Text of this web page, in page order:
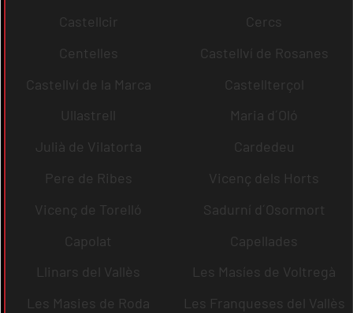
Castellcir
Cercs
Centelles
Castellví de Rosanes
Castellví de la Marca
Castellterçol
Ullastrell
Maria d´Oló
Julià de Vilatorta
Cardedeu
Pere de Ribes
Vicenç dels Horts
Vicenç de Torelló
Sadurní d´Osormort
Capolat
Capellades
Llinars del Vallès
Les Masíes de Voltregà
Les Masies de Roda
Les Franqueses del Vallès